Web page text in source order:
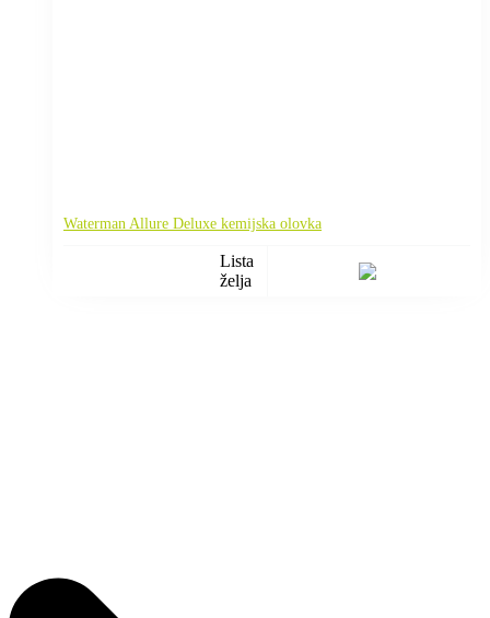
Waterman Allure Deluxe kemijska olovka
Lista
želja